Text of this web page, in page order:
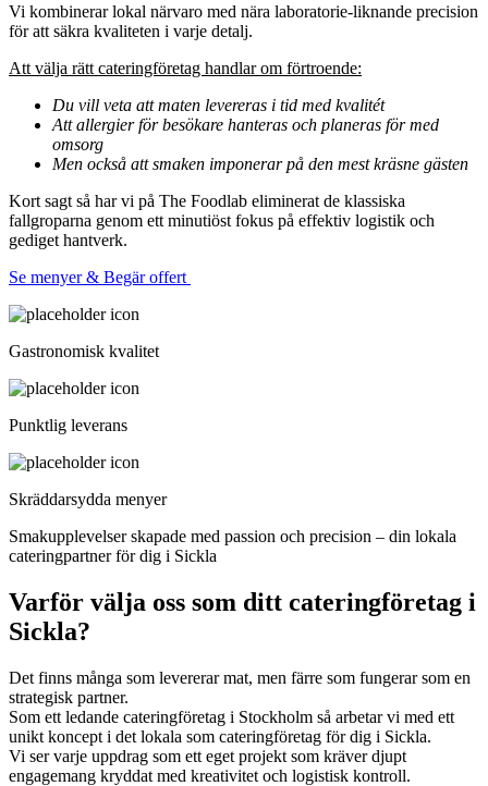
Vi kombinerar lokal närvaro med nära laboratorie-liknande precision
för att säkra kvaliteten i varje detalj.
Att välja rätt cateringföretag handlar om förtroende:
Du vill veta att maten levereras i tid med kvalitét
Att allergier för besökare hanteras och planeras för med
omsorg
Men också att smaken imponerar på den mest kräsne gästen
Kort sagt så har vi på The Foodlab eliminerat de klassiska
fallgroparna genom ett minutiöst fokus på effektiv logistik och
gediget hantverk.
Se menyer & Begär offert
Gastronomisk kvalitet
Punktlig leverans
Skräddarsydda menyer
Smakupplevelser skapade med passion och precision – din lokala
cateringpartner för dig i Sickla
Varför välja oss som ditt cateringföretag i
Sickla?
Det finns många som levererar mat, men färre som fungerar som en
strategisk partner.
Som ett ledande cateringföretag i Stockholm så arbetar vi med ett
unikt koncept i det lokala som cateringföretag för dig i Sickla.
Vi ser varje uppdrag som ett eget projekt som kräver djupt
engagemang kryddat med kreativitet och logistisk kontroll.